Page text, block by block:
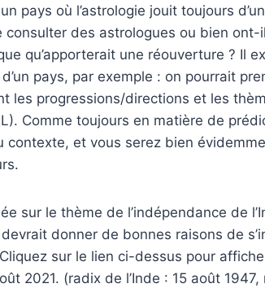
un pays où l’astrologie jouit toujours
consulter des astrologues ou bien
qu’apporterait une réouverture ? Il
d’un pays, par exemple : on pourrait
les progressions/directions et les
Comme toujours en matière de
contexte, et vous serez bien
sur le thème de l’indépendance de
donner de bonnes raisons de
sur le lien ci-dessus pour
2021. (radix de l’Inde : 15 août